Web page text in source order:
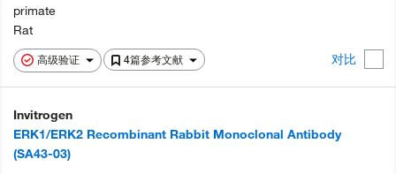
高级验证 4篇参考文献 对比
primate
Rat
Invitrogen
ERK1/ERK2 Recombinant Rabbit Monoclonal Antibody
(SA43-03)